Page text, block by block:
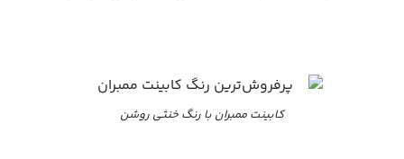
کابینت ممبران با رنگ خنثی روشن